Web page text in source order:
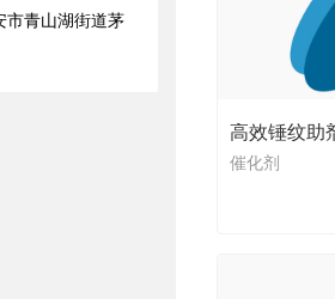
市青山湖街道茅
高效锤纹助
催化剂